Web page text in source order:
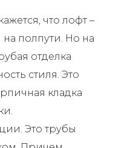
что лофт –
полпути. Но на
отделка
стиля. Это
кладка
Это трубы